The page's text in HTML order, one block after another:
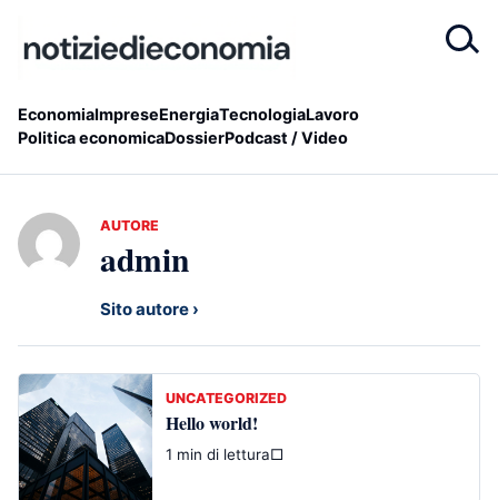
EconomiaImpreseEnergiaTecnologiaLavoro
Politica economicaDossierPodcast / Video
AUTORE
admin
Sito autore
UNCATEGORIZED
Hello world!
1 min di lettura□